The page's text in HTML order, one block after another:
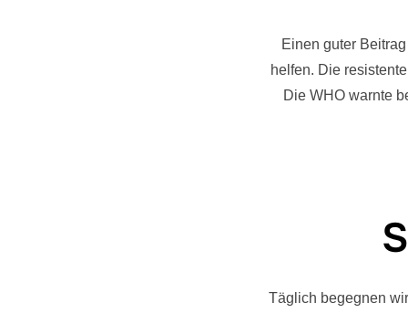
Einen guter
helfen. Die
Die WHO warnte
Täglich begegnen